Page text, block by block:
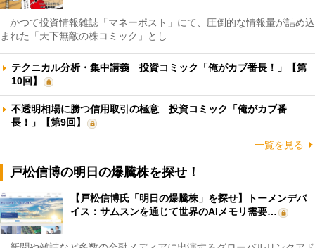
かつて投資情報雑誌「マネーポスト」にて、圧倒的な情報量が詰め込
まれた「天下無敵の株コミック」とし…
テクニカル分析・集中講義 投資コミック「俺がカブ番長！」【第
10回】
不透明相場に勝つ信用取引の極意 投資コミック「俺がカブ番
長！」【第9回】
一覧を見る
戸松信博の明日の爆騰株を探せ！
【戸松信博氏「明日の爆騰株」を探せ】トーメンデバ
イス：サムスンを通じて世界のAIメモリ需要…